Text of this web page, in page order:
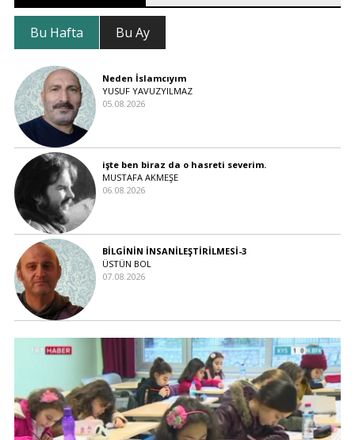
Bu Hafta Bu Ay
Neden İslamcıyım
YUSUF YAVUZYILMAZ
05.08.2026
işte ben biraz da o hasreti severim.
MUSTAFA AKMEŞE
06.08.2026
BİLGİNİN İNSANİLEŞTİRİLMESİ-3
ÜSTÜN BOL
07.08.2026